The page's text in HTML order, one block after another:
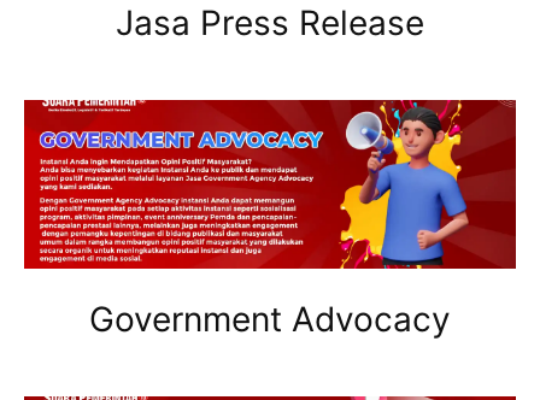
Jasa Press Release
Government Advocacy